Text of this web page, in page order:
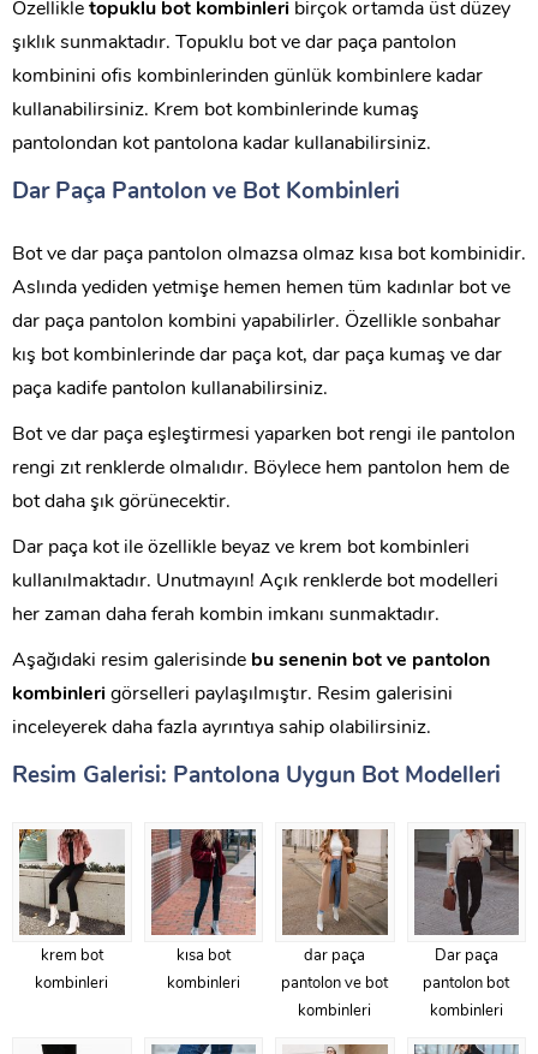
Özellikle topuklu bot kombinleri birçok ortamda üst düzey
şıklık sunmaktadır. Topuklu bot ve dar paça pantolon
kombinini ofis kombinlerinden günlük kombinlere kadar
kullanabilirsiniz. Krem bot kombinlerinde kumaş
pantolondan kot pantolona kadar kullanabilirsiniz.
Dar Paça Pantolon ve Bot Kombinleri
Bot ve dar paça pantolon olmazsa olmaz kısa bot kombinidir.
Aslında yediden yetmişe hemen hemen tüm kadınlar bot ve
dar paça pantolon kombini yapabilirler. Özellikle sonbahar
kış bot kombinlerinde dar paça kot, dar paça kumaş ve dar
paça kadife pantolon kullanabilirsiniz.
Bot ve dar paça eşleştirmesi yaparken bot rengi ile pantolon
rengi zıt renklerde olmalıdır. Böylece hem pantolon hem de
bot daha şık görünecektir.
Dar paça kot ile özellikle beyaz ve krem bot kombinleri
kullanılmaktadır. Unutmayın! Açık renklerde bot modelleri
her zaman daha ferah kombin imkanı sunmaktadır.
Aşağıdaki resim galerisinde bu senenin bot ve pantolon
kombinleri görselleri paylaşılmıştır. Resim galerisini
inceleyerek daha fazla ayrıntıya sahip olabilirsiniz.
Resim Galerisi: Pantolona Uygun Bot Modelleri
krem bot
kombinleri
kısa bot
kombinleri
dar paça
pantolon ve bot
kombinleri
Dar paça
pantolon bot
kombinleri